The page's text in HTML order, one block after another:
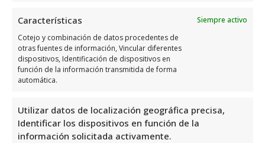
Características
Siempre activo
Cotejo y combinación de datos procedentes de
otras fuentes de información, Vincular diferentes
dispositivos, Identificación de dispositivos en
función de la información transmitida de forma
automática.
Utilizar datos de localización geográfica precisa,
Identificar los dispositivos en función de la
información solicitada activamente.
pueden devolver o cambiar productos si es
necesario.
Asesoramiento personalizado
servicio valioso que muchas tiendas de
bebés en Orihuela Costa ofrecen. Este tipo